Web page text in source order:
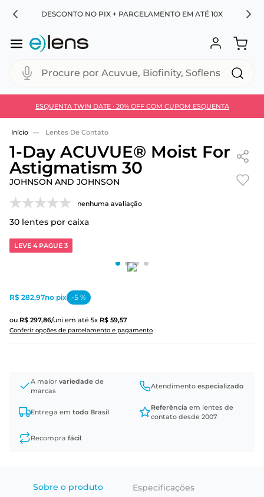
DESCONTO NO PIX + PARCELAMENTO EM ATÉ 10X
Procure por Acuvue, Biofinity, Soflens...
ESQUENTA TWIN DATE · 20% OFF COM CUPOM ESQUENTA
Use 30HOJE e ganhe 30% OFF + economia extra no
Lentes De Contato
1-Day ACUVUE® Moist For
Astigmatism 30
JOHNSON AND JOHNSON
nenhuma avaliação
30 lentes por caixa
LEVE 4 PAGUE 3
ou R$ 297,86/uni em até 5x R$ 59,57
Conferir opções de parcelamento e pagamento
R$ 282,97no pix -5 %
A maior variedade de
marcas
Atendimento especializado
Entrega em todo Brasil
Referência em lentes de
contato desde 2007
Recompra fácil
Sobre o produto Especificações